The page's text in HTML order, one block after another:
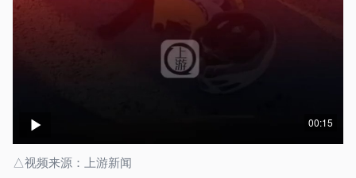
00:15
△视频来源：上游新闻